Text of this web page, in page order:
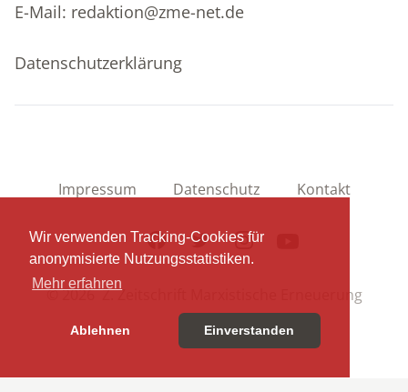
Wir verwenden Tracking-Cookies für
anonymisierte Nutzungsstatistiken.
Mehr erfahren
Ablehnen Einverstanden
E-Mail: redaktion@zme-net.de
Datenschutzerklärung
Impressum Datenschutz Kontakt
FacebookTwitterInstagram
© 2026 Z. Zeitschrift Marxistische Erneuerung